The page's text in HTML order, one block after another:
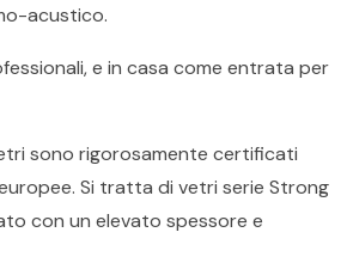
acustico.
e in casa come entrata per
sono rigorosamente certificati
Si tratta di vetri serie Strong
con un elevato spessore e